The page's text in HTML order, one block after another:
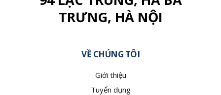
TRƯNG, HÀ NỘI
VỀ CHÚNG TÔI
Giới thiệu
Tuyển dụng